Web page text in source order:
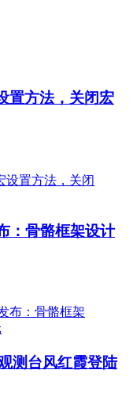
置方法，关闭宏
：骨骼框架设计
测台风红霞登陆